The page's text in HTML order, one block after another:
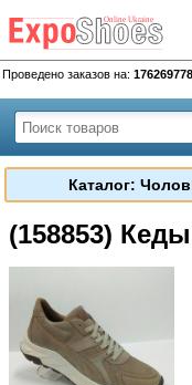
Проведено заказов на:
Каталог:
(158853)